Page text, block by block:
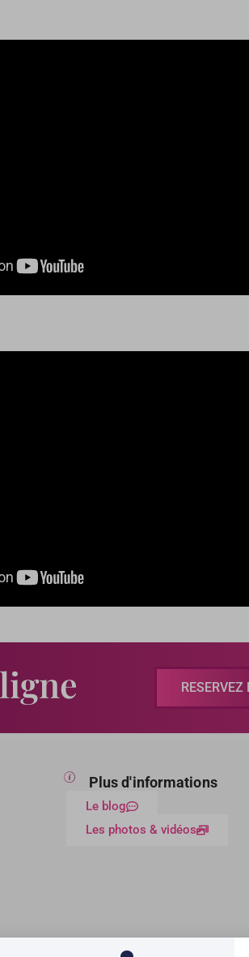
RESERVEZ
Plus d'informations
Le blog
Les photos & vidéos